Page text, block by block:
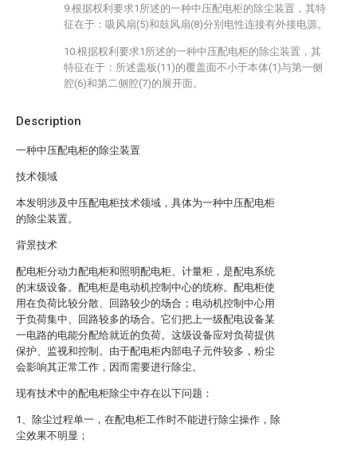
Description
一种中压配电柜的除尘装置
技术领域
本发明涉及中压配电柜技术领域，具体为一种中压配电柜
的除尘装置。
背景技术
配电柜分动力配电柜和照明配电柜、计量柜，是配电系统
的末级设备。配电柜是电动机控制中心的统称。配电柜使
用在负荷比较分散、回路较少的场合；电动机控制中心用
于负荷集中、回路较多的场合。它们把上一级配电设备某
一电路的电能分配给就近的负荷。这级设备应对负荷提供
保护、监视和控制。由于配电柜内部电子元件较多，粉尘
会影响其正常工作，因而需要进行除尘。
现有技术中的配电柜除尘中存在以下问题：
1、除尘过程单一，在配电柜工作时不能进行除尘操作，除
尘效果不明显；
9.根据权利要求1所述的一种中压配电柜的除尘装置，其特
征在于：吸风扇(5)和鼓风扇(8)分别电性连接有外接电源。
10.根据权利要求1所述的一种中压配电柜的除尘装置，其
特征在于：所述盖板(11)的覆盖面不小于本体(1)与第一侧
腔(6)和第二侧腔(7)的展开面。